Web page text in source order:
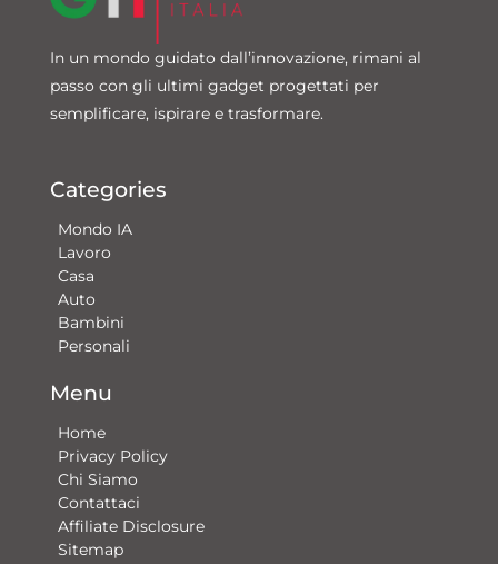
In un mondo guidato dall’innovazione, rimani al
passo con gli ultimi gadget progettati per
semplificare, ispirare e trasformare.
Categories
Mondo IA
Lavoro
Casa
Auto
Bambini
Personali
Menu
Home
Privacy Policy
Chi Siamo
Contattaci​
Affiliate Disclosure
Sitemap